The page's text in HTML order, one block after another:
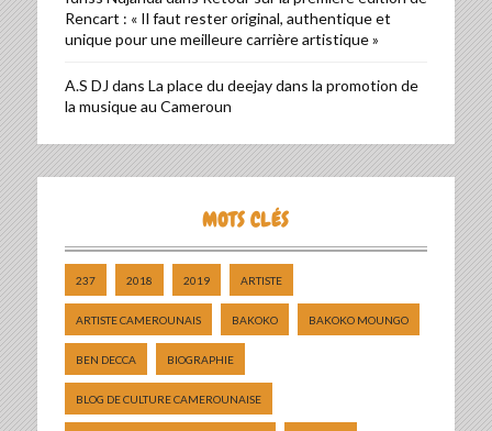
Rencart : « Il faut rester original, authentique et
unique pour une meilleure carrière artistique »
A.S DJ dans La place du deejay dans la promotion de
la musique au Cameroun
MOTS CLÉS
237 2018 2019 ARTISTE
ARTISTE CAMEROUNAIS BAKOKO BAKOKO MOUNGO
BEN DECCA BIOGRAPHIE
BLOG DE CULTURE CAMEROUNAISE